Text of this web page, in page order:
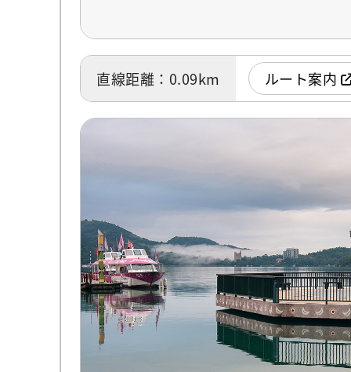
直線距離：0.09km ルート案内